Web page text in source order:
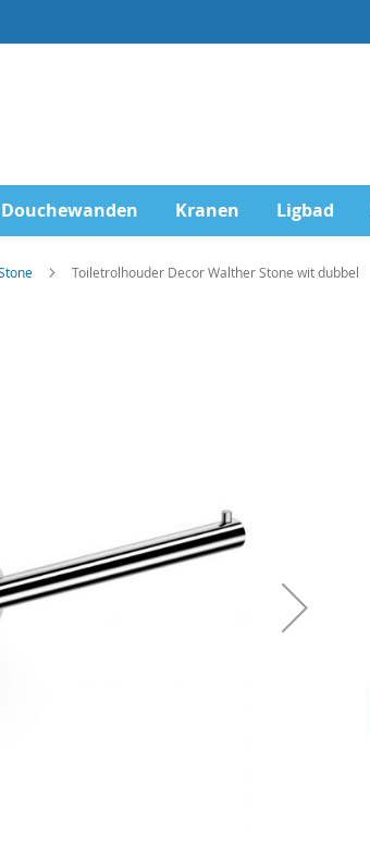
Douchewanden Kranen Ligbad
Toiletrolhouder Decor Walther Stone wit dubbel